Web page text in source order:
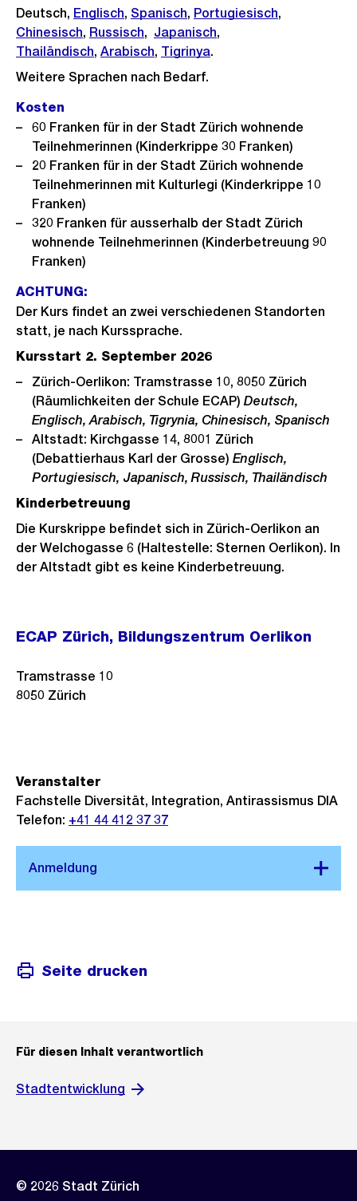
Deutsch, Englisch, Spanisch, Portugiesisch,
Chinesisch, Russisch, Japanisch,
Thailändisch, Arabisch, Tigrinya.
Weitere Sprachen nach Bedarf.
Kosten
60 Franken für in der Stadt Zürich wohnende
Teilnehmerinnen (Kinderkrippe 30 Franken)
20 Franken für in der Stadt Zürich wohnende
Teilnehmerinnen mit Kulturlegi (Kinderkrippe 10
Franken)
320 Franken für ausserhalb der Stadt Zürich
wohnende Teilnehmerinnen (Kinderbetreuung 90
Franken)
ACHTUNG:
Der Kurs findet an zwei verschiedenen Standorten
statt, je nach Kurssprache.
Kursstart 2. September 2026
Zürich-Oerlikon: Tramstrasse 10, 8050 Zürich
(Räumlichkeiten der Schule ECAP) Deutsch,
Englisch, Arabisch, Tigrynia, Chinesisch, Spanisch
Altstadt: Kirchgasse 14, 8001 Zürich
(Debattierhaus Karl der Grosse) Englisch,
Portugiesisch, Japanisch, Russisch, Thailändisch
Kinderbetreuung
Die Kurskrippe befindet sich in Zürich-Oerlikon an
der Welchogasse 6 (Haltestelle: Sternen Oerlikon). In
der Altstadt gibt es keine Kinderbetreuung.
ECAP Zürich, Bildungszentrum Oerlikon
Tramstrasse 10
8050 Zürich
Veranstalter
Fachstelle Diversität, Integration, Antirassismus DIA
Telefon: +41 44 412 37 37
Seite drucken
Für diesen Inhalt verantwortlich
Stadtentwicklung
© 2026 Stadt Zürich